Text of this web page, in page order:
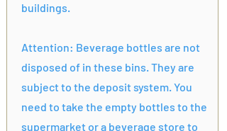
buildings.
Attention: Beverage bottles are not
disposed of in these bins. They are
subject to the deposit system. You
need to take the empty bottles to the
supermarket or a beverage store to